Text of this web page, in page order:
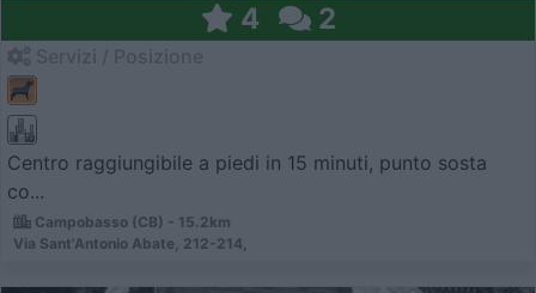
4 2
Centro raggiungibile a piedi in 15 minuti, punto sosta
co...
Campobasso (CB) - 15.2km
Via Sant'Antonio Abate, 212-214,